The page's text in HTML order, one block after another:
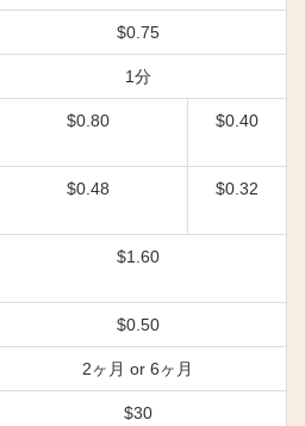
$0.75
1分
$0.80 $0.40
$0.48 $0.32
$1.60
$0.50
2ヶ月 or 6ヶ月
$30